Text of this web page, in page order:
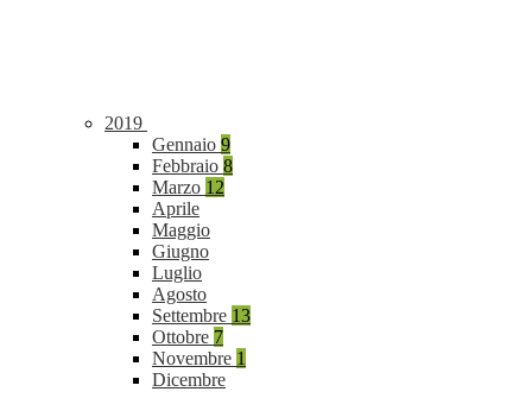
2019
Gennaio 9
Febbraio 8
Marzo 12
Aprile
Maggio
Giugno
Luglio
Agosto
Settembre 13
Ottobre 7
Novembre 1
Dicembre